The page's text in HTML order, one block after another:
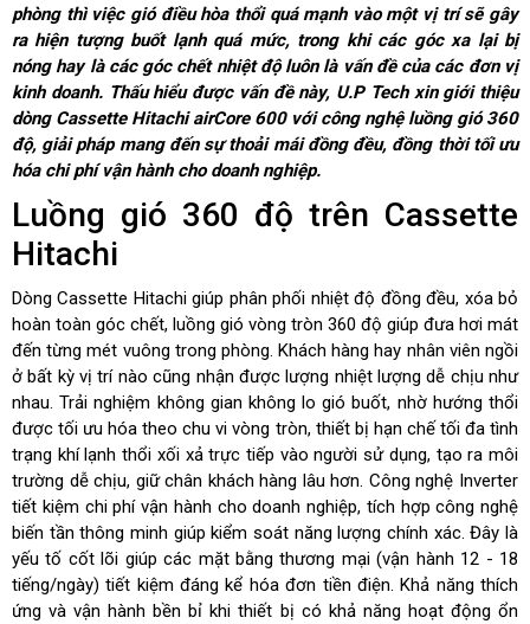
phòng thì việc gió điều hòa thổi quá mạnh vào một vị trí sẽ gây
ra hiện tượng buốt lạnh quá mức, trong khi các góc xa lại bị
nóng hay là các góc chết nhiệt độ luôn là vấn đề của các đơn vị
kinh doanh. Thấu hiểu được vấn đề này, U.P Tech xin giới thiệu
dòng Cassette Hitachi airCore 600 với công nghệ luồng gió 360
độ, giải pháp mang đến sự thoải mái đồng đều, đồng thời tối ưu
hóa chi phí vận hành cho doanh nghiệp.
Luồng gió 360 độ trên Cassette
Hitachi
Dòng Cassette Hitachi giúp phân phối nhiệt độ đồng đều, xóa bỏ
hoàn toàn góc chết, luồng gió vòng tròn 360 độ giúp đưa hơi mát
đến từng mét vuông trong phòng. Khách hàng hay nhân viên ngồi
ở bất kỳ vị trí nào cũng nhận được lượng nhiệt lượng dễ chịu như
nhau. Trải nghiệm không gian không lo gió buốt, nhờ hướng thổi
được tối ưu hóa theo chu vi vòng tròn, thiết bị hạn chế tối đa tình
trạng khí lạnh thổi xối xả trực tiếp vào người sử dụng, tạo ra môi
trường dễ chịu, giữ chân khách hàng lâu hơn. Công nghệ Inverter
tiết kiệm chi phí vận hành cho doanh nghiệp, tích hợp công nghệ
biến tần thông minh giúp kiểm soát năng lượng chính xác. Đây là
yếu tố cốt lõi giúp các mặt bằng thương mại (vận hành 12 - 18
tiếng/ngày) tiết kiệm đáng kể hóa đơn tiền điện. Khả năng thích
ứng và vận hành bền bỉ khi thiết bị có khả năng hoạt động ổn